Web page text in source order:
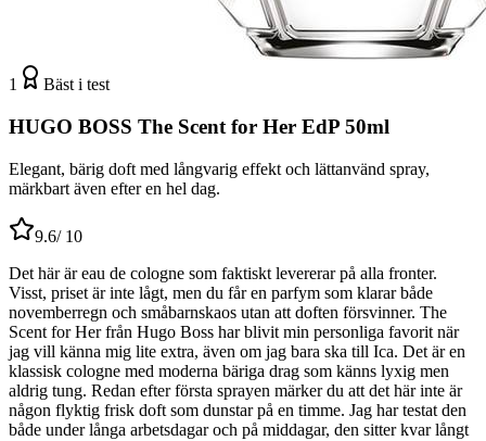
1 Bäst i test
HUGO BOSS The Scent for Her EdP 50ml
Elegant, bärig doft med långvarig effekt och lättanvänd spray,
märkbart även efter en hel dag.
9.6/ 10
Det här är eau de cologne som faktiskt levererar på alla fronter.
Visst, priset är inte lågt, men du får en parfym som klarar både
novemberregn och småbarnskaos utan att doften försvinner. The
Scent for Her från Hugo Boss har blivit min personliga favorit när
jag vill känna mig lite extra, även om jag bara ska till Ica. Det är en
klassisk cologne med moderna bäriga drag som känns lyxig men
aldrig tung. Redan efter första sprayen märker du att det här inte är
någon flyktig frisk doft som dunstar på en timme. Jag har testat den
både under långa arbetsdagar och på middagar, den sitter kvar långt